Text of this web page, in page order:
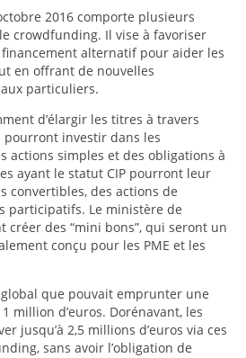
2016 comporte plusieurs
crowdfunding. Il vise à favoriser
financement alternatif pour aider les
en offrant de nouvelles
particuliers.
d’élargir les titres à travers
pourront investir dans les
actions simples et des obligations à
ayant le statut CIP pourront leur
convertibles, des actions de
participatifs. Le ministère de
créer des “mini bons”, qui seront un
conçu pour les PME et les
que pouvait emprunter une
million d’euros. Dorénavant, les
jusqu’à 2,5 millions d’euros via ces
sans avoir l’obligation de